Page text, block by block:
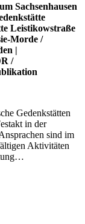
Sachsenhausen
Leistikowstraße
Morde /
|
/
Gedenkstätten
in der
sind im
Aktivitäten